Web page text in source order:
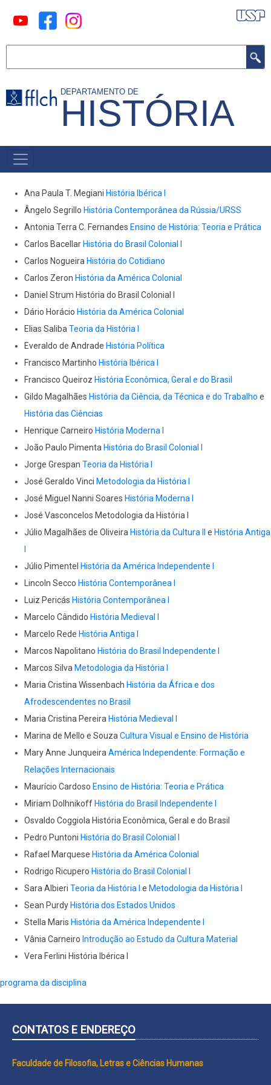
para
DEPARTAMENTO DE
HISTÓRIA
MAIN
MENU
Ana Paula T. Megiani História Ibérica I
Ângelo Segrillo História Contemporânea da Rússia/URSS
Antonia Terra C. Fernandes Ensino de História: Teoria e Prática
Carlos Bacellar História do Brasil Colonial I
Carlos Nogueira História do Cotidiano
Carlos Zeron História da América Colonial
Daniel Strum História do Brasil Colonial I
Dário Horácio História da América Colonial
Elias Saliba Teoria da História I
Everaldo de Andrade História Política
Francisco Martinho História Ibérica I
Francisco Queiroz História Econômica, Geral e do Brasil
Gildo Magalhães História da Ciência, da Técnica e do Trabalho e
História das Ciências
Henrique Carneiro História Moderna I
João Paulo Pimenta História do Brasil Colonial I
Jorge Grespan Teoria da História I
José Geraldo Vinci Metodologia da História I
José Miguel Nanni Soares História Moderna I
José Vasconcelos Metodologia da História I
Júlio Magalhães de Oliveira História da Cultura II e História Antiga
Júlio Pimentel História da América Independente I
Lincoln Secco História Contemporânea I
Luiz Pericás História Contemporânea I
Marcelo Cândido História Medieval I
Marcelo Rede História Antiga I
Marcos Napolitano História do Brasil Independente I
Marcos Silva Metodologia da História I
Maria Cristina Wissenbach História da África e dos
Afrodescendentes no Brasil
Maria Cristina Pereira História Medieval I
Marina de Mello e Souza Cultura Visual e Ensino de História
Mary Anne Junqueira América Independente: Formação e
Relações Internacionais
Maurício Cardoso Ensino de História: Teoria e Prática
Miriam Dolhnikoff História do Brasil Independente I
Osvaldo Coggiola História Econômica, Geral e do Brasil
Pedro Puntoni História do Brasil Colonial I
Rafael Marquese História da América Colonial
Rodrigo Ricupero História do Brasil Colonial I
Sara Albieri Teoria da História I e Metodologia da História I
Sean Purdy História dos Estados Unidos
Stella Maris História da América Independente I
Vânia Carneiro Introdução ao Estudo da Cultura Material
Vera Ferlini História Ibérica I
programa da disciplina
CONTATOS E ENDEREÇO
Faculdade de Filosofia, Letras e Ciências Humanas